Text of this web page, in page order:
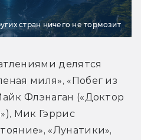
стран ничего не тормозит
делятся
миля», «Побег из
Флэнаган («Доктор
Мик Гэррис
«Лунатики»,